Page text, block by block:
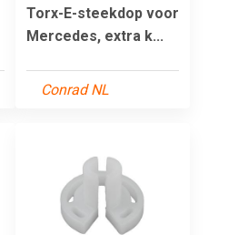
Torx-E-steekdop voor
Mercedes, extra k...
Conrad NL